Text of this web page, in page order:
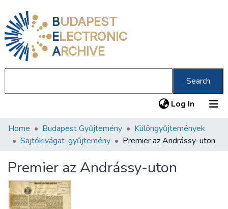
BUDAPEST
ELECTRONIC
ARCHIVE
Search
Log In (current)
Communities & Collections
Statistics
About us
Home Budapest Gyűjtemény
Különgyűjtemények
Sajtókivágat-gyűjtemény
Premier az Andrássy-uton
Premier az Andrássy-uton